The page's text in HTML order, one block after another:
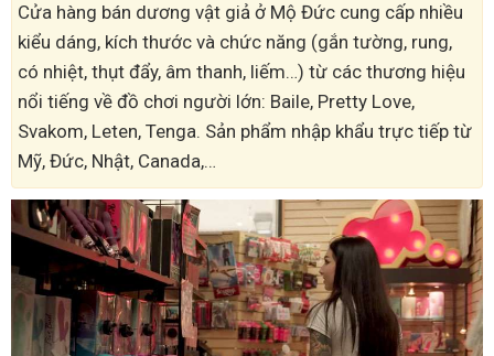
Cửa hàng bán dương vật giả ở Mộ Đức cung cấp nhiều
kiểu dáng, kích thước và chức năng (gắn tường, rung,
có nhiệt, thụt đẩy, âm thanh, liếm…) từ các thương hiệu
nổi tiếng về đồ chơi người lớn: Baile, Pretty Love,
Svakom, Leten, Tenga. Sản phẩm nhập khẩu trực tiếp từ
Mỹ, Đức, Nhật, Canada,…